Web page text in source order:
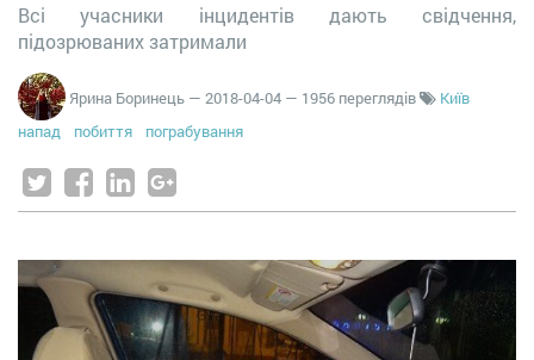
Всі учасники інцидентів дають свідчення,
підозрюваних затримали
Ярина Боринець — 2018-04-04 — 1956 переглядів
Київ
напад
побиття пограбування